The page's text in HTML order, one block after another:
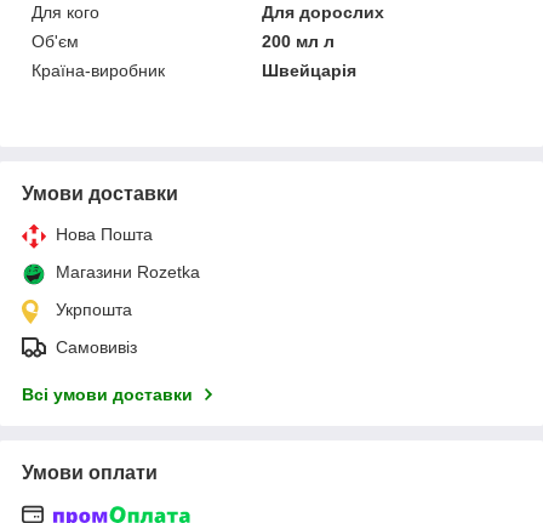
Для кого
Для дорослих
Об'єм
200 мл л
Країна-виробник
Швейцарія
Умови доставки
Нова Пошта
Магазини Rozetka
Укрпошта
Самовивіз
Всі умови доставки
Умови оплати